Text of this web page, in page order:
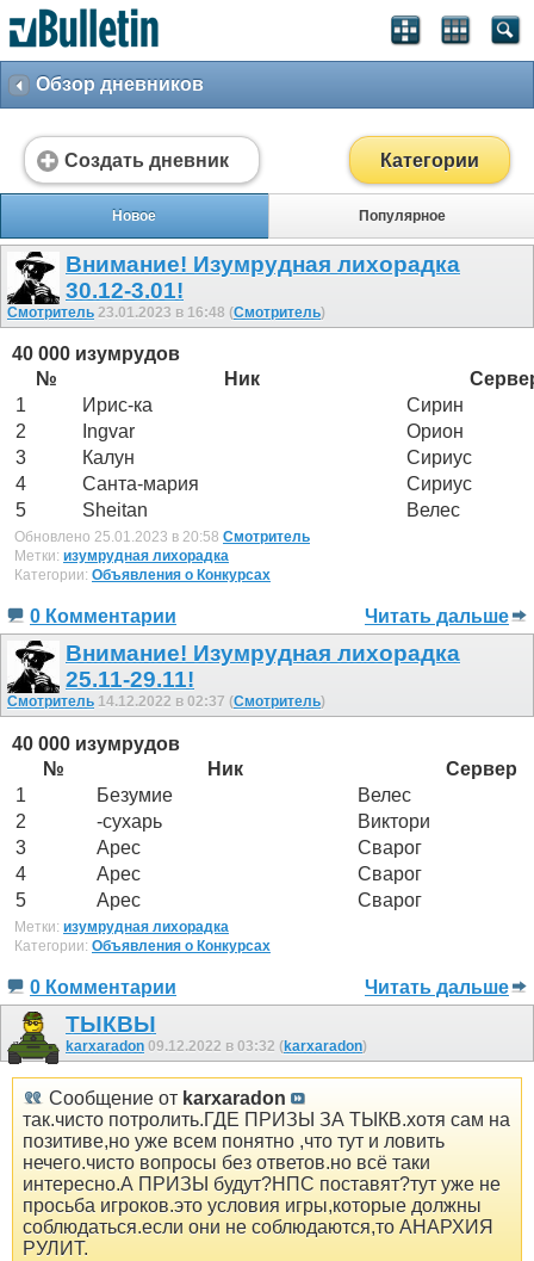
Обзор дневников
Создать дневник Категории
Новое Популярное
Внимание! Изумрудная лихорадка
30.12-3.01!
Смотритель 23.01.2023 в 16:48 (Смотритель)
40 000 изумрудов
№
Ник
1
Ирис-ка
Сирин
2
Ingvar
Орион
3
Калун
Сириус
4
Санта-мария
Сириус
5
Sheitan Велес
Обновлено 25.01.2023 в 20:58 Смотритель
Метки: изумрудная лихорадка
Категории: Объявления о Конкурсах
0 Комментарии Читать дальше
Внимание! Изумрудная лихорадка
25.11-29.11!
Смотритель 14.12.2022 в 02:37 (Смотритель)
40 000 изумрудов
№
Ник
Сервер
1
Безумие
Велес
2
-сухарь
Виктори
3
Арес
Сварог
4
Арес
Сварог
5
Арес Сварог
Метки: изумрудная лихорадка
Категории: Объявления о Конкурсах
0 Комментарии Читать дальше
ТЫКВЫ
karxaradon 09.12.2022 в 03:32 (karxaradon)
Сообщение от karxaradon
так.чисто потролить.ГДЕ ПРИЗЫ ЗА ТЫКВ.хотя сам на
позитиве,но уже всем понятно ,что тут и ловить
нечего.чисто вопросы без ответов.но всё таки
интересно.А ПРИЗЫ будут?НПС поставят?тут уже не
просьба игроков.это условия игры,которые должны
соблюдаться.если они не соблюдаются,то АНАРХИЯ
РУЛИТ.